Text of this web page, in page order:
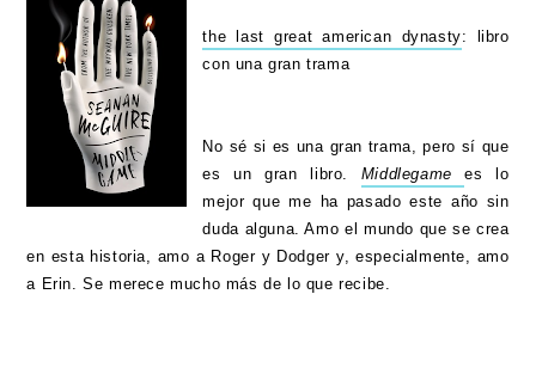
the last great american dynasty: libro
con una gran trama
No sé si es una gran trama, pero sí que
es un gran libro. Middlegame
es lo
mejor que me ha pasado este año sin
duda alguna. Amo el mundo que se crea
en esta historia, amo a Roger y Dodger y, especialmente, amo
a Erin. Se merece mucho más de lo que recibe.